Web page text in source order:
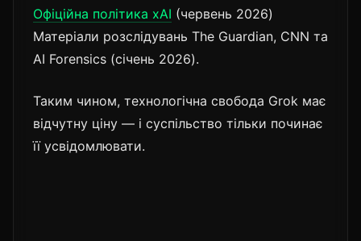
Офіційна політика xAI (червень 2026)
Матеріали розслідувань The Guardian, CNN та
AI Forensics (січень 2026).
Таким чином, технологічна свобода Grok має
відчутну ціну — і суспільство тільки починає
її усвідомлювати.